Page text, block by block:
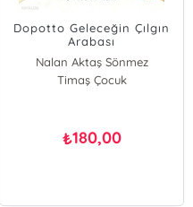
Dopotto Geleceğin Çılgın
Arabası
Nalan Aktaş Sönmez
Timaş Çocuk
₺180,00